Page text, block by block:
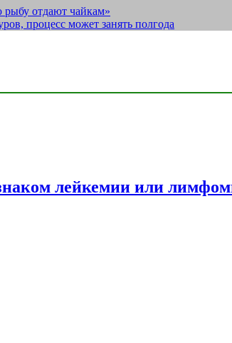
рыбу отдают чайкам»
процесс может занять полгода
лейкемии или